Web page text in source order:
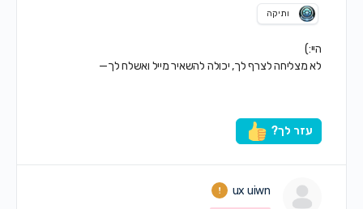
ותיקה
היי:)
לא מצליחה לצרף לך, יכולה להשאיר מייל ואשלח לך—
עזר לך?
ux uiwn